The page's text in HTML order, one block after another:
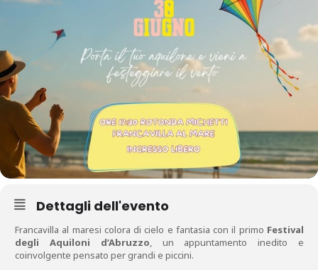
Dettagli dell'evento
Francavilla al maresi colora di cielo e fantasia con il primo Festival
degli Aquiloni d’Abruzzo, un appuntamento inedito e
coinvolgente pensato per grandi e piccini.